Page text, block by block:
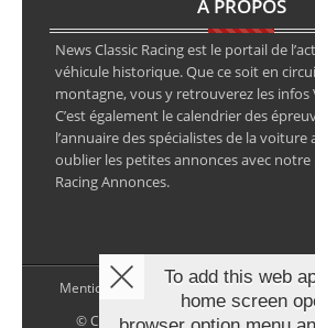
A PROPOS
News Classic Racing est le portail de
véhicule historique. Que ce soit en
montagne, vous y retrouverez les infos
C’est également le calendrier des
l’annuaire des spécialistes de la voiture
oublier les petites annonces avec notre
Racing Annonces.
Mentions légales
© Copyright 2026
To add this web
home screen